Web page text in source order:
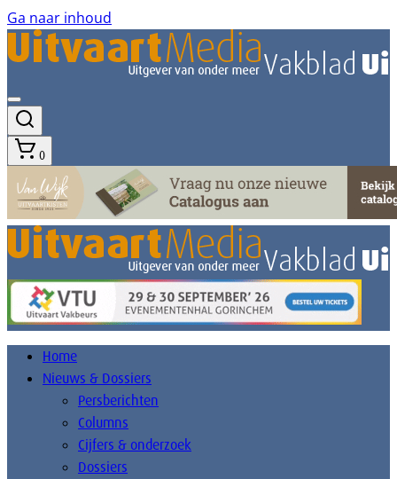
Ga naar inhoud
0
Home
Nieuws & Dossiers
Persberichten
Columns
Cijfers & onderzoek
Dossiers